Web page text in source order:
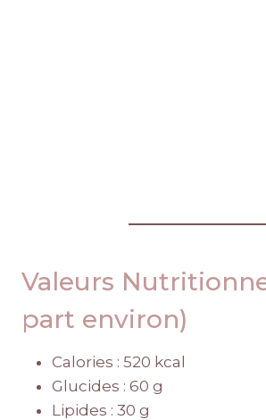
Valeurs
part environ)
Calories : 520 kcal
Glucides : 60 g
Lipides : 30 g